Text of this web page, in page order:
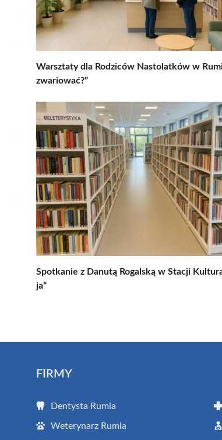
Warsztaty dla Rodziców Nastolatków w
zwariować?”
Spotkanie z Danutą Rogalską w Stacji
ja”
FIRMY
Dentysta Rumia
Weterynarz Rumia